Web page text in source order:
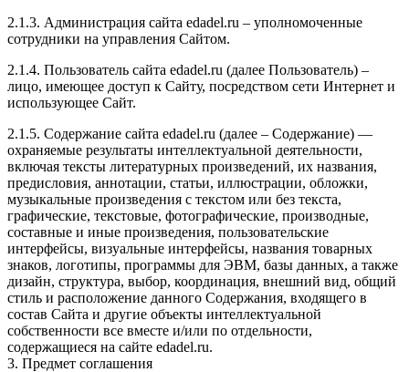
2.1.3. Администрация сайта edadel.ru – уполномоченные
сотрудники на управления Сайтом.
2.1.4. Пользователь сайта edadel.ru (далее Пользователь) –
лицо, имеющее доступ к Сайту, посредством сети Интернет и
использующее Сайт.
2.1.5. Содержание сайта edadel.ru (далее – Содержание) —
охраняемые результаты интеллектуальной деятельности,
включая тексты литературных произведений, их названия,
предисловия, аннотации, статьи, иллюстрации, обложки,
музыкальные произведения с текстом или без текста,
графические, текстовые, фотографические, производные,
составные и иные произведения, пользовательские
интерфейсы, визуальные интерфейсы, названия товарных
знаков, логотипы, программы для ЭВМ, базы данных, а также
дизайн, структура, выбор, координация, внешний вид, общий
стиль и расположение данного Содержания, входящего в
состав Сайта и другие объекты интеллектуальной
собственности все вместе и/или по отдельности,
содержащиеся на сайте edadel.ru.
3. Предмет соглашения